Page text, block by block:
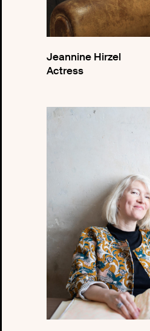
Jeannine Hirzel
Actress